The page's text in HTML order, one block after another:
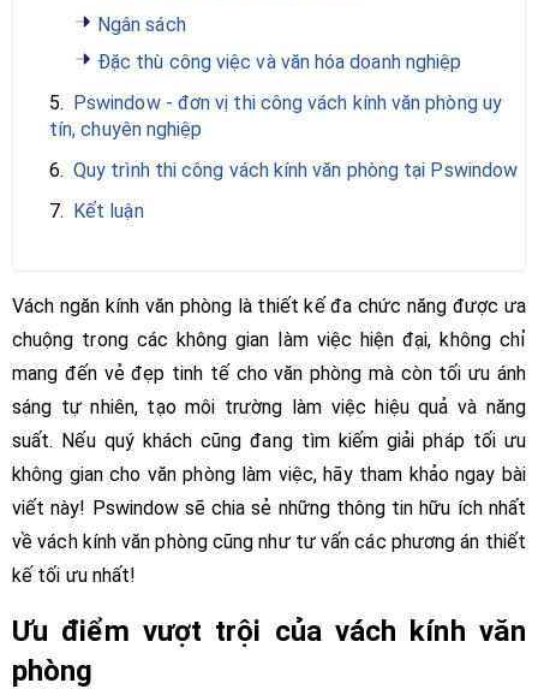
Ngân sách
Đặc thù công việc và văn hóa doanh nghiệp
5. Pswindow - đơn vị thi công vách kính văn phòng uy
tín, chuyên nghiệp
6. Quy trình thi công vách kính văn phòng tại Pswindow
7. Kết luận
Vách ngăn kính văn phòng là thiết kế đa chức năng được ưa
chuộng trong các không gian làm việc hiện đại, không chỉ
mang đến vẻ đẹp tinh tế cho văn phòng mà còn tối ưu ánh
sáng tự nhiên, tạo môi trường làm việc hiệu quả và năng
suất. Nếu quý khách cũng đang tìm kiếm giải pháp tối ưu
không gian cho văn phòng làm việc, hãy tham khảo ngay bài
viết này! Pswindow sẽ chia sẻ những thông tin hữu ích nhất
về vách kính văn phòng cũng như tư vấn các phương án thiết
kế tối ưu nhất!
Ưu điểm vượt trội của vách kính văn
phòng